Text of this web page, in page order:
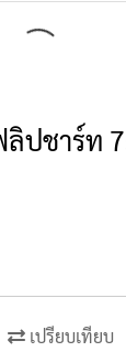
ปชาร์ท
เปรียบเทียบ